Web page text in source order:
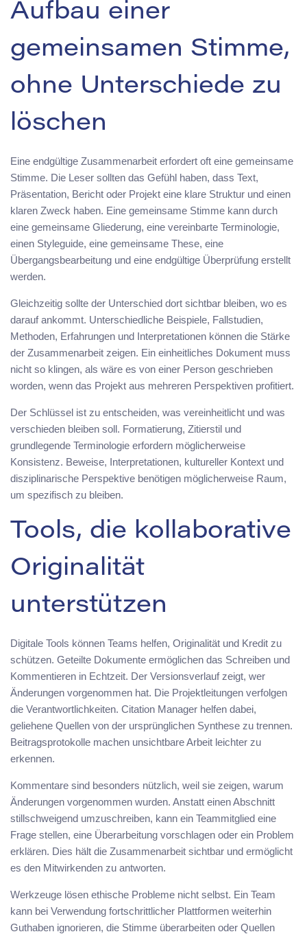
Aufbau einer
gemeinsamen Stimme,
ohne Unterschiede zu
löschen
Eine endgültige Zusammenarbeit erfordert oft eine gemeinsame
Stimme. Die Leser sollten das Gefühl haben, dass Text,
Präsentation, Bericht oder Projekt eine klare Struktur und einen
klaren Zweck haben. Eine gemeinsame Stimme kann durch
eine gemeinsame Gliederung, eine vereinbarte Terminologie,
einen Styleguide, eine gemeinsame These, eine
Übergangsbearbeitung und eine endgültige Überprüfung erstellt
werden.
Gleichzeitig sollte der Unterschied dort sichtbar bleiben, wo es
darauf ankommt. Unterschiedliche Beispiele, Fallstudien,
Methoden, Erfahrungen und Interpretationen können die Stärke
der Zusammenarbeit zeigen. Ein einheitliches Dokument muss
nicht so klingen, als wäre es von einer Person geschrieben
worden, wenn das Projekt aus mehreren Perspektiven profitiert.
Der Schlüssel ist zu entscheiden, was vereinheitlicht und was
verschieden bleiben soll. Formatierung, Zitierstil und
grundlegende Terminologie erfordern möglicherweise
Konsistenz. Beweise, Interpretationen, kultureller Kontext und
disziplinarische Perspektive benötigen möglicherweise Raum,
um spezifisch zu bleiben.
Tools, die kollaborative
Originalität
unterstützen
Digitale Tools können Teams helfen, Originalität und Kredit zu
schützen. Geteilte Dokumente ermöglichen das Schreiben und
Kommentieren in Echtzeit. Der Versionsverlauf zeigt, wer
Änderungen vorgenommen hat. Die Projektleitungen verfolgen
die Verantwortlichkeiten. Citation Manager helfen dabei,
geliehene Quellen von der ursprünglichen Synthese zu trennen.
Beitragsprotokolle machen unsichtbare Arbeit leichter zu
erkennen.
Kommentare sind besonders nützlich, weil sie zeigen, warum
Änderungen vorgenommen wurden. Anstatt einen Abschnitt
stillschweigend umzuschreiben, kann ein Teammitglied eine
Frage stellen, eine Überarbeitung vorschlagen oder ein Problem
erklären. Dies hält die Zusammenarbeit sichtbar und ermöglicht
es den Mitwirkenden zu antworten.
Werkzeuge lösen ethische Probleme nicht selbst. Ein Team
kann bei Verwendung fortschrittlicher Plattformen weiterhin
Guthaben ignorieren, die Stimme überarbeiten oder Quellen